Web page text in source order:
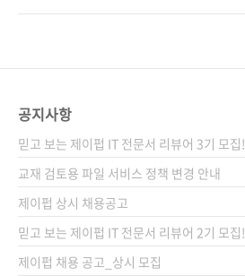
재는 주로 ATmega128을 다루고 있는 것으로
이..
허경용출판일 2014년 5월 30일페이지 636쪽
46배판 변형(188*245)제 본 무선(soft cover)
정 가 30,000원ISBN 978-89-94506-93-7
(93000)키워드 아두이노 / C / C++ / 스케치 /
오픈소..
공지사항
믿고 보는 제이펍 IT 전문서 리뷰어 3기 모집!
교재 검토용 파일 서비스 정책 변경 안내
제이펍 상시 채용공고
믿고 보는 제이펍 IT 전문서 리뷰어 2기 모집!
제이펍 채용 공고_상시 모집